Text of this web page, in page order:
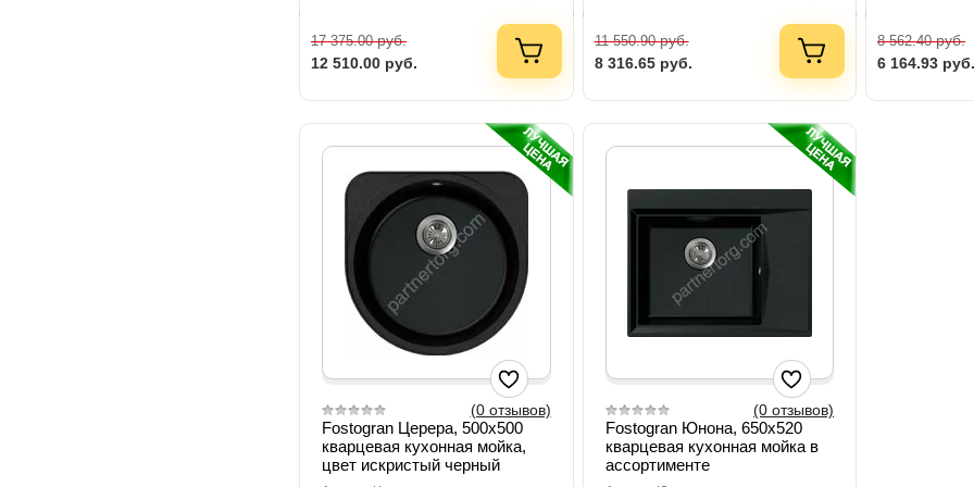
17 375.00руб.
12 510.00 руб.
11 550.90руб.
8 316.65 руб.
8 562.40руб.
6 164.93
(0 отзывов)
Fostogran Церера, 500x500
кварцевая кухонная мойка,
цвет искристый черный
(0 отзывов)
Fostogran Юнона, 650x520
кварцевая кухонная мойка в
ассортименте